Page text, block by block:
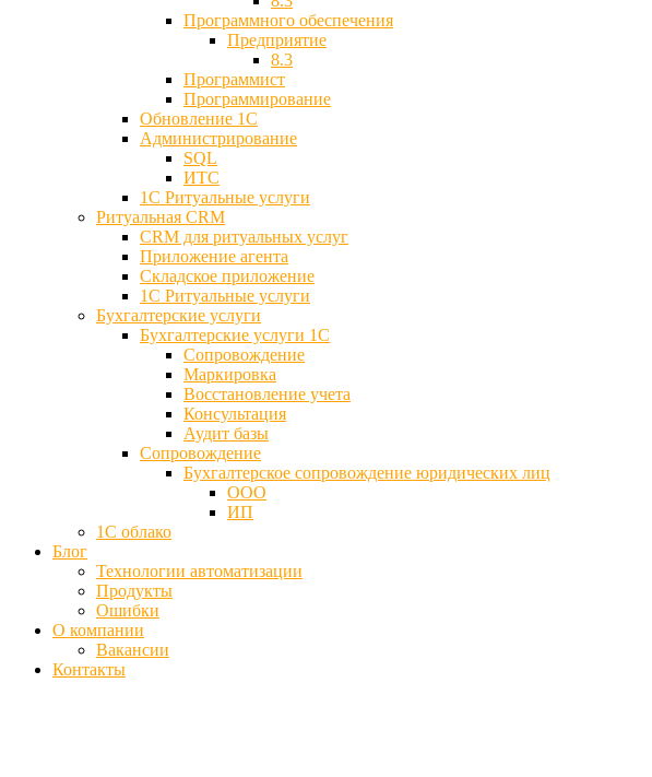
Программного обеспечения
Предприятие
8.3
Программист
Программирование
Обновление 1С
Администрирование
SQL
ИТС
1С Ритуальные услуги
Ритуальная CRM
CRM для ритуальных услуг
Приложение агента
Складское приложение
1С Ритуальные услуги
Бухгалтерские услуги
Бухгалтерские услуги 1С
Сопровождение
Маркировка
Восстановление учета
Консультация
Аудит базы
Cопровождение
Бухгалтерское сопровождение юридических лиц
ООО
ИП
1С облако
Блог
Технологии автоматизации
Продукты
Ошибки
О компании
Вакансии
Контакты